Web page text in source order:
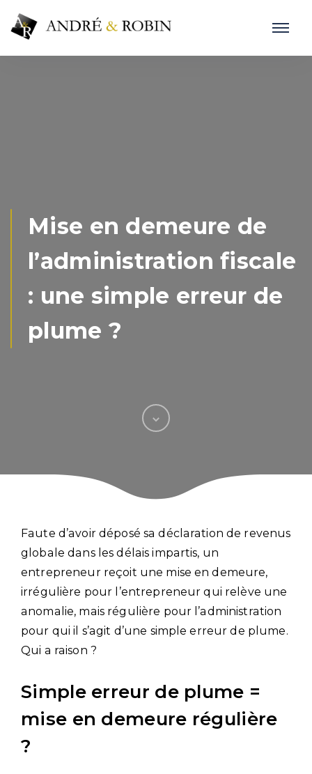
Mise en demeure de
l’administration fiscale
: une simple erreur de
plume ?
Faute d’avoir déposé sa déclaration de revenus
globale dans les délais impartis, un
entrepreneur reçoit une mise en demeure,
irrégulière pour l’entrepreneur qui relève une
anomalie, mais régulière pour l’administration
pour qui il s’agit d’une simple erreur de plume.
Qui a raison ?
Simple erreur de plume =
mise en demeure régulière
?